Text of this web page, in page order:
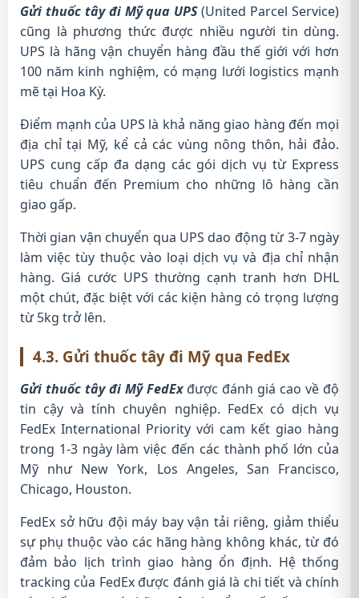
Gửi thuốc tây đi Mỹ qua UPS(United Parcel Service)
cũng là phương thức được nhiều người tin dùng.
UPS là hãng vận chuyển hàng đầu thế giới với hơn
100 năm kinh nghiệm, có mạng lưới logistics mạnh
mẽ tại Hoa Kỳ.
Điểm mạnh của UPS là khả năng giao hàng đến mọi
địa chỉ tại Mỹ, kể cả các vùng nông thôn, hải đảo.
UPS cung cấp đa dạng các gói dịch vụ từ Express
tiêu chuẩn đến Premium cho những lô hàng cần
giao gấp.
Thời gian vận chuyển qua UPS dao động từ 3-7 ngày
làm việc tùy thuộc vào loại dịch vụ và địa chỉ nhận
hàng. Giá cước UPS thường cạnh tranh hơn DHL
một chút, đặc biệt với các kiện hàng có trọng lượng
từ 5kg trở lên.
4.3. Gửi thuốc tây đi Mỹ qua FedEx
Gửi thuốc tây đi Mỹ FedExđược đánh giá cao về độ
tin cậy và tính chuyên nghiệp. FedEx có dịch vụ
FedEx International Priority với cam kết giao hàng
trong 1-3 ngày làm việc đến các thành phố lớn của
Mỹ như New York, Los Angeles, San Francisco,
Chicago, Houston.
FedEx sở hữu đội máy bay vận tải riêng, giảm thiểu
sự phụ thuộc vào các hãng hàng không khác, từ đó
đảm bảo lịch trình giao hàng ổn định. Hệ thống
tracking của FedEx được đánh giá là chi tiết và chính